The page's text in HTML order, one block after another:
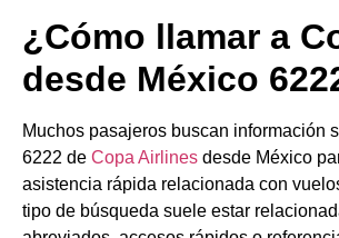
¿Cómo llamar a
desde México
Muchos pasajeros buscan información
6222 de Copa Airlines desde México
asistencia rápida relacionada con
tipo de búsqueda suele estar